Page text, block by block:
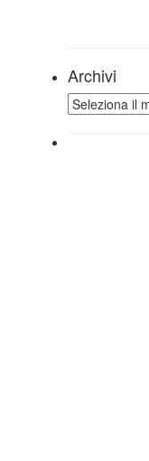
Archivi
Archivi